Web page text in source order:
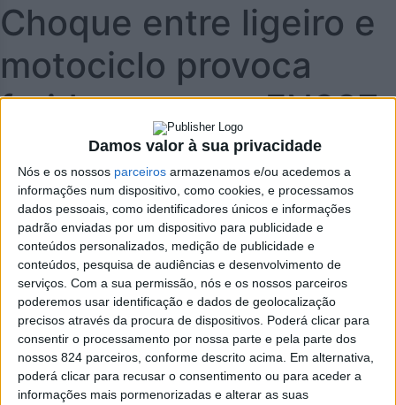
Damos valor à sua privacidade
Nós e os nossos parceiros armazenamos e/ou acedemos a
informações num dispositivo, como cookies, e processamos
dados pessoais, como identificadores únicos e informações
padrão enviadas por um dispositivo para publicidade e
conteúdos personalizados, medição de publicidade e
conteúdos, pesquisa de audiências e desenvolvimento de
serviços. Com a sua permissão, nós e os nossos parceiros
poderemos usar identificação e dados de geolocalização
precisos através da procura de dispositivos. Poderá clicar para
consentir o processamento por nossa parte e pela parte dos
nossos 824 parceiros, conforme descrito acima. Em alternativa,
poderá clicar para recusar o consentimento ou para aceder a
informações mais pormenorizadas e alterar as suas
Choque entre ligeiro e
motociclo provoca
ferido grave na EN327
> Troço esteve encerrado na freguesia de Fajões ao final
da tarde de terça-feira, dia 20.